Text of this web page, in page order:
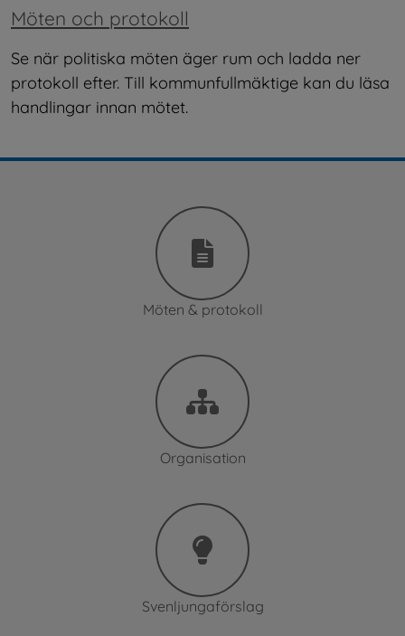
Möten och protokoll
Se när politiska möten äger rum och ladda ner
protokoll efter. Till kommunfullmäktige kan du läsa
handlingar innan mötet.
Möten & protokoll
Organisation
Svenljungaförslag